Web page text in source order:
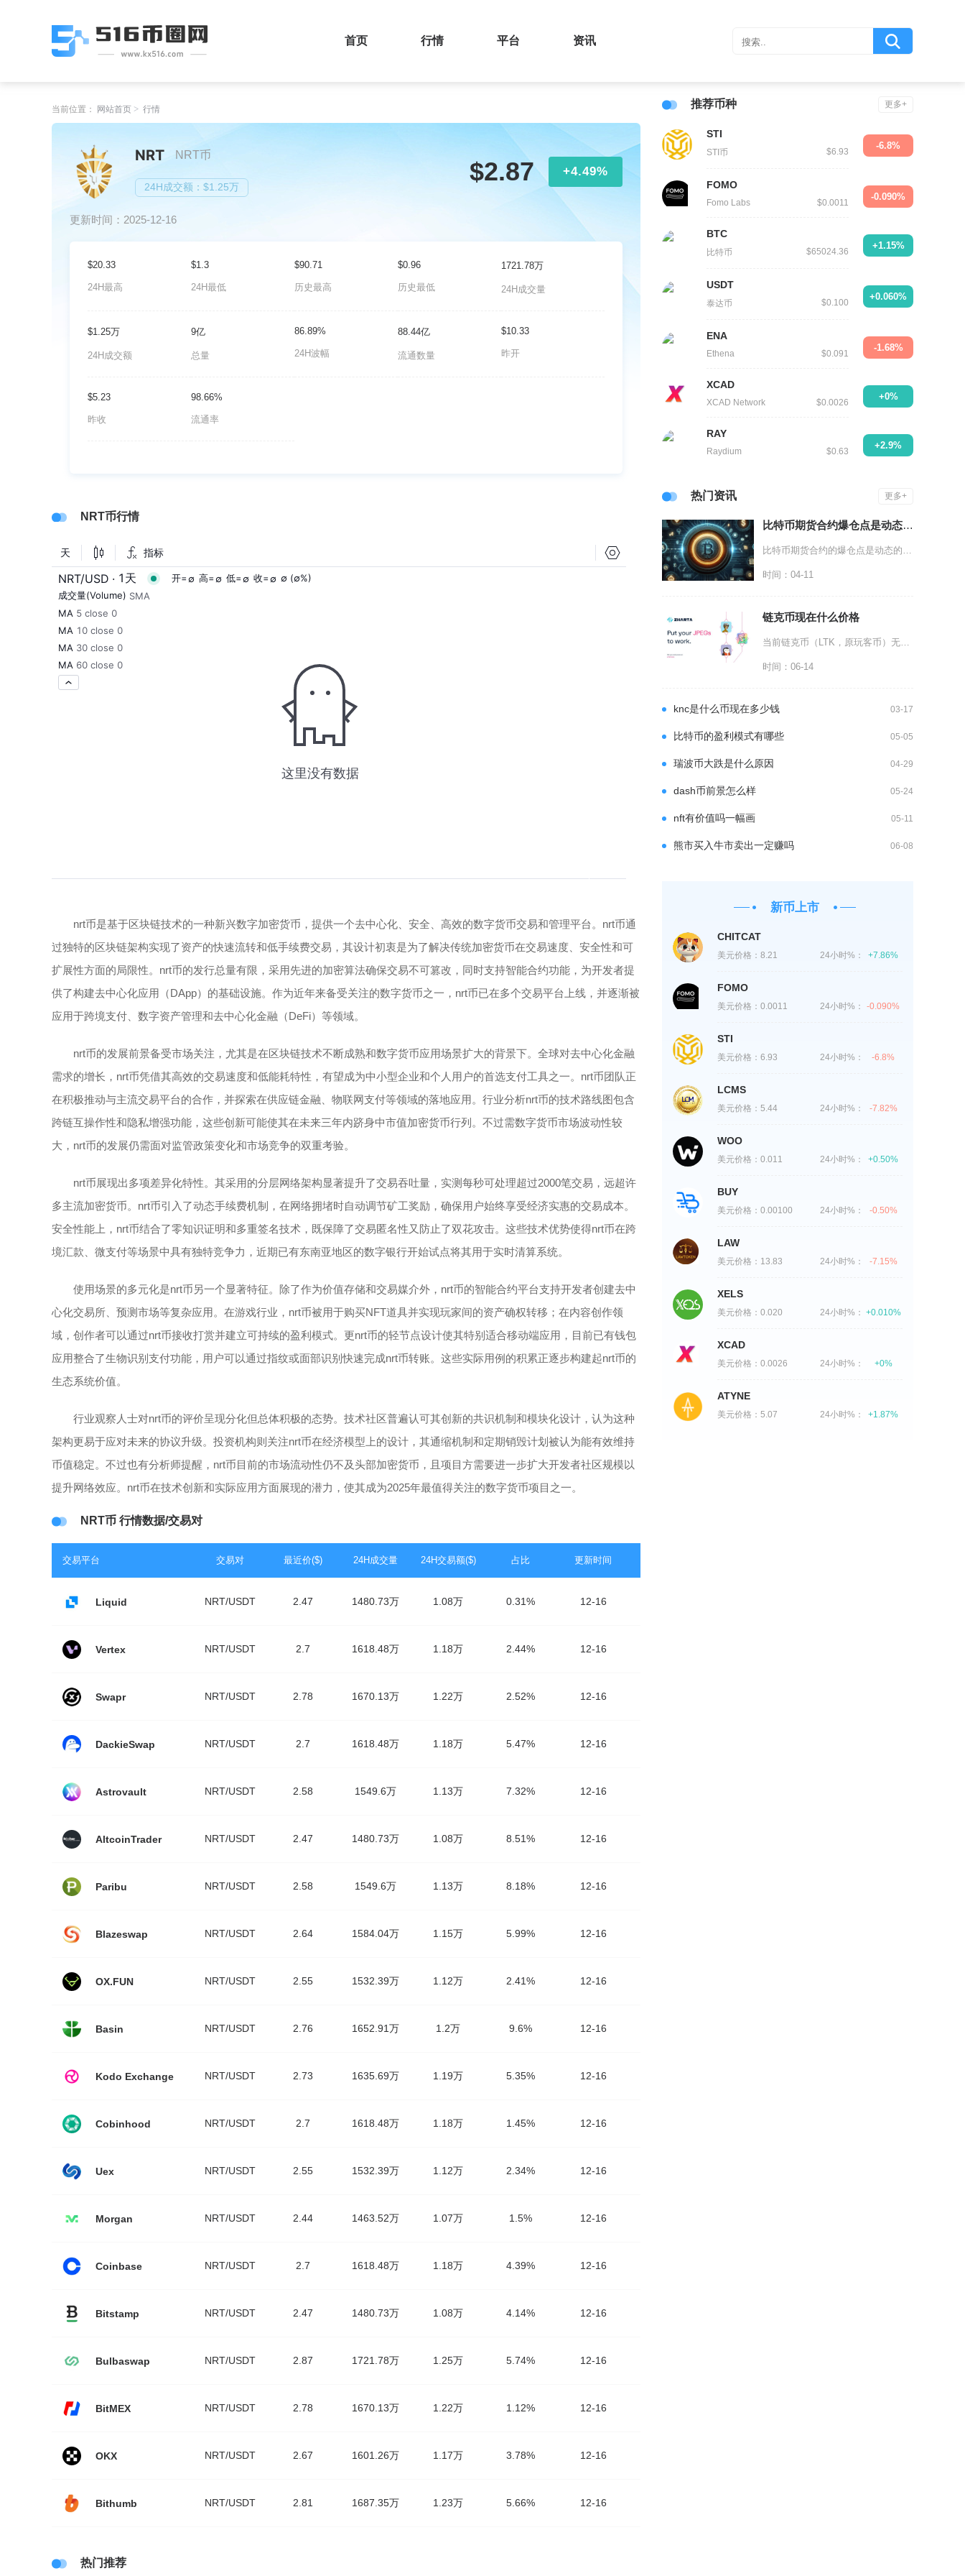
首页 行情 平台 资讯
当前位置： 网站首页 行情
NRT NRT币
24H成交额：$1.25万
$2.87 +4.49%
更新时间：2025-12-16
$20.33
24H最高
$1.3
24H最低
$90.71
历史最高
$0.96
历史最低
1721.78万
24H成交量
$1.25万
24H成交额
9亿
总量
86.89%
24H波幅
88.44亿
流通数量
$10.33
昨开
$5.23
昨收
98.66%
流通率
NRT币行情
nrt币是基于区块链技术的一种新兴数字加密货币，提供一个去中心化、安全、高效的数字货币交易和管理平台。nrt币通
过独特的区块链架构实现了资产的快速流转和低手续费交易，其设计初衷是为了解决传统加密货币在交易速度、安全性和可
扩展性方面的局限性。nrt币的发行总量有限，采用先进的加密算法确保交易不可篡改，同时支持智能合约功能，为开发者提
供了构建去中心化应用（DApp）的基础设施。作为近年来备受关注的数字货币之一，nrt币已在多个交易平台上线，并逐渐被
应用于跨境支付、数字资产管理和去中心化金融（DeFi）等领域。
nrt币的发展前景备受市场关注，尤其是在区块链技术不断成熟和数字货币应用场景扩大的背景下。全球对去中心化金融
需求的增长，nrt币凭借其高效的交易速度和低能耗特性，有望成为中小型企业和个人用户的首选支付工具之一。nrt币团队正
在积极推动与主流交易平台的合作，并探索在供应链金融、物联网支付等领域的落地应用。行业分析nrt币的技术路线图包含
跨链互操作性和隐私增强功能，这些创新可能使其在未来三年内跻身中市值加密货币行列。不过需数字货币市场波动性较
大，nrt币的发展仍需面对监管政策变化和市场竞争的双重考验。
nrt币展现出多项差异化特性。其采用的分层网络架构显著提升了交易吞吐量，实测每秒可处理超过2000笔交易，远超许
多主流加密货币。nrt币引入了动态手续费机制，在网络拥堵时自动调节矿工奖励，确保用户始终享受经济实惠的交易成本。
安全性能上，nrt币结合了零知识证明和多重签名技术，既保障了交易匿名性又防止了双花攻击。这些技术优势使得nrt币在跨
境汇款、微支付等场景中具有独特竞争力，近期已有东南亚地区的数字银行开始试点将其用于实时清算系统。
使用场景的多元化是nrt币另一个显著特征。除了作为价值存储和交易媒介外，nrt币的智能合约平台支持开发者创建去中
心化交易所、预测市场等复杂应用。在游戏行业，nrt币被用于购买NFT道具并实现玩家间的资产确权转移；在内容创作领
域，创作者可以通过nrt币接收打赏并建立可持续的盈利模式。更nrt币的轻节点设计使其特别适合移动端应用，目前已有钱包
应用整合了生物识别支付功能，用户可以通过指纹或面部识别快速完成nrt币转账。这些实际用例的积累正逐步构建起nrt币的
生态系统价值。
行业观察人士对nrt币的评价呈现分化但总体积极的态势。技术社区普遍认可其创新的共识机制和模块化设计，认为这种
架构更易于应对未来的协议升级。投资机构则关注nrt币在经济模型上的设计，其通缩机制和定期销毁计划被认为能有效维持
币值稳定。不过也有分析师提醒，nrt币目前的市场流动性仍不及头部加密货币，且项目方需要进一步扩大开发者社区规模以
提升网络效应。nrt币在技术创新和实际应用方面展现的潜力，使其成为2025年最值得关注的数字货币项目之一。
NRT币 行情数据/交易对
交易平台 交易对 最近价($) 24H成交量 24H交易额($) 占比 更新时间
Liquid NRT/USDT 2.47 1480.73万 1.08万 0.31% 12-16
Vertex NRT/USDT 2.7 1618.48万 1.18万 2.44% 12-16
Swapr NRT/USDT 2.78 1670.13万 1.22万 2.52% 12-16
DackieSwap NRT/USDT 2.7 1618.48万 1.18万 5.47% 12-16
Astrovault NRT/USDT 2.58 1549.6万 1.13万 7.32% 12-16
AltcoinTrader NRT/USDT 2.47 1480.73万 1.08万 8.51% 12-16
Paribu NRT/USDT 2.58 1549.6万 1.13万 8.18% 12-16
Blazeswap NRT/USDT 2.64 1584.04万 1.15万 5.99% 12-16
OX.FUN NRT/USDT 2.55 1532.39万 1.12万 2.41% 12-16
Basin NRT/USDT 2.76 1652.91万 1.2万 9.6% 12-16
Kodo Exchange NRT/USDT 2.73 1635.69万 1.19万 5.35% 12-16
Cobinhood NRT/USDT 2.7 1618.48万 1.18万 1.45% 12-16
Uex NRT/USDT 2.55 1532.39万 1.12万 2.34% 12-16
Morgan NRT/USDT 2.44 1463.52万 1.07万 1.5% 12-16
Coinbase NRT/USDT 2.7 1618.48万 1.18万 4.39% 12-16
Bitstamp NRT/USDT 2.47 1480.73万 1.08万 4.14% 12-16
Bulbaswap NRT/USDT 2.87 1721.78万 1.25万 5.74% 12-16
BitMEX NRT/USDT 2.78 1670.13万 1.22万 1.12% 12-16
OKX NRT/USDT 2.67 1601.26万 1.17万 3.78% 12-16
Bithumb NRT/USDT 2.81 1687.35万 1.23万 5.66% 12-16
热门推荐
推荐币种 更多+
STI
STI币 $6.93
-6.8%
FOMO
Fomo Labs $0.0011
-0.090%
BTC
比特币 $65024.36
+1.15%
USDT
泰达币 $0.100
+0.060%
ENA
Ethena $0.091
-1.68%
XCAD
XCAD Network $0.0026
+0%
RAY
Raydium $0.63
+2.9%
热门资讯 更多+
比特币期货合约爆仓点是动态的吗
比特币期货合约的爆仓点是动态的，并非开仓后就固定不变的静态数值，其会随多重因素实时变动，这
时间：04-11
链克币现在什么价格
当前链克币（LTK，原玩客币）无正规合规交易所挂牌报价，场外零散成交价维持在0.05至0.
时间：06-14
knc是什么币现在多少钱 03-17
比特币的盈利模式有哪些 05-05
瑞波币大跌是什么原因 04-29
dash币前景怎么样 05-24
nft有价值吗一幅画 05-11
熊市买入牛市卖出一定赚吗 06-08
新币上市
CHITCAT
美元价格： 8.21 24小时%： +7.86%
FOMO
美元价格： 0.0011 24小时%： -0.090%
STI
美元价格： 6.93 24小时%： -6.8%
LCMS
美元价格： 5.44 24小时%： -7.82%
WOO
美元价格： 0.011 24小时%： +0.50%
BUY
美元价格： 0.00100 24小时%： -0.50%
LAW
美元价格： 13.83 24小时%： -7.15%
XELS
美元价格： 0.020 24小时%： +0.010%
XCAD
美元价格： 0.0026 24小时%： +0%
ATYNE
美元价格： 5.07 24小时%： +1.87%